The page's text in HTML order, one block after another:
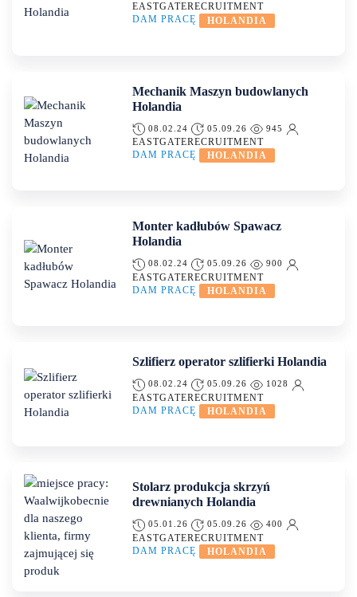
EASTGATERECRUITMENT
DAM PRACĘ
HOLANDIA
Mechanik Maszyn budowlanych
Holandia
08.02.24 05.09.26 945
EASTGATERECRUITMENT
DAM PRACĘ
HOLANDIA
Monter kadłubów Spawacz
Holandia
08.02.24 05.09.26 900
EASTGATERECRUITMENT
DAM PRACĘ
HOLANDIA
Szlifierz operator szlifierki Holandia
08.02.24 05.09.26 1028
EASTGATERECRUITMENT
DAM PRACĘ
HOLANDIA
Stolarz produkcja skrzyń
drewnianych Holandia
05.01.26 05.09.26 400
EASTGATERECRUITMENT
DAM PRACĘ
HOLANDIA